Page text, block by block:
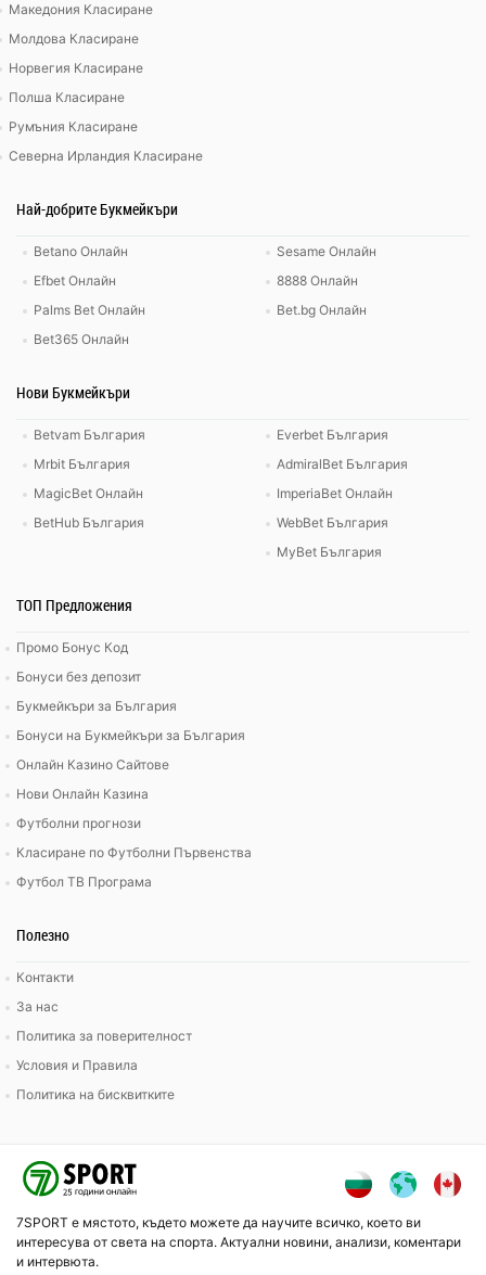
Македония Класиране
Молдова Класиране
Норвегия Класиране
Полша Класиране
Румъния Класиране
Северна Ирландия Класиране
Най-добрите Букмейкъри
Betano Онлайн
Efbet Онлайн
Palms Bet Онлайн
Bet365 Онлайн
Sesame Онлайн
8888 Онлайн
Bet.bg Онлайн
Нови Букмейкъри
Betvam България
Mrbit България
MagicBet Онлайн
BetHub България
Everbet България
AdmiralBet България
ImperiaBet Онлайн
WebBet България
MyBet България
ТОП Предложения
Промо Бонус Код
Бонуси без депозит
Букмейкъри за България
Бонуси на Букмейкъри за България
Онлайн Казино Сайтове
Нови Онлайн Казина
Футболни прогнози
Класиране по Футболни Първенства
Футбол ТВ Програма
Полезно
Контакти
За нас
Политика за поверителност
Условия и Правила
Политика на бисквитките
7SPORT е мястото, където можете да научите всичко, което ви
интересува от света на спорта. Актуални новини, анализи, коментари
и интервюта.